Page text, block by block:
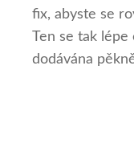
fix, abyste se
Ten se tak lépe
dodávána